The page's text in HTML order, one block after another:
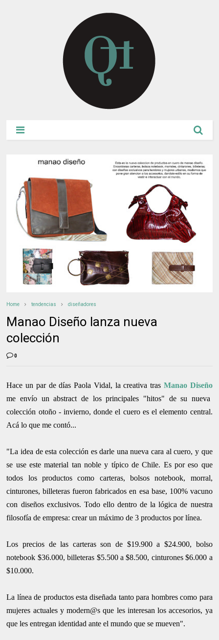
Home tendencias diseñadores
Manao Diseño lanza nueva
colección
0
Hace un par de días Paola Vidal, la creativa tras Manao Diseño
me envío un abstract de los principales "hitos" de su nueva
colección otoño - invierno, donde el cuero es el elemento central.
Acá lo que me contó...
"La idea de esta colección es darle una nueva cara al cuero, y que
se use este material tan noble y típico de Chile. Es por eso que
todos los productos como carteras, bolsos notebook, morral,
cinturones, billeteras fueron fabricados en esa base, 100% vacuno
con diseños exclusivos. Todo ello dentro de la lógica de nuestra
filosofía de empresa: crear un máximo de 3 productos por línea.
Los precios de las carteras son de $19.900 a $24.900, bolso
notebook $36.000, billeteras $5.500 a $8.500, cinturones $6.000 a
$10.000.
La línea de productos esta diseñada tanto para hombres como para
mujeres actuales y modern@s que les interesan los accesorios, ya
que les entregan identidad ante el mundo que se mueven".